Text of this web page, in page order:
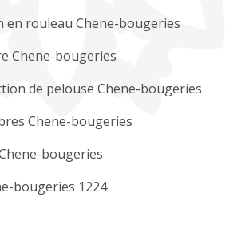
en rouleau Chene-bougeries
Chene-bougeries
de pelouse Chene-bougeries
Chene-bougeries
bougeries
bougeries 1224